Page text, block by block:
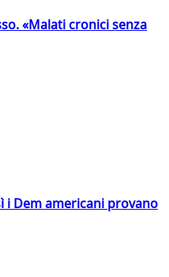
«Malati cronici senza
i Dem americani provano